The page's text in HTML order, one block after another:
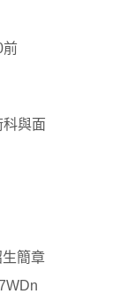
前
與面
簡章